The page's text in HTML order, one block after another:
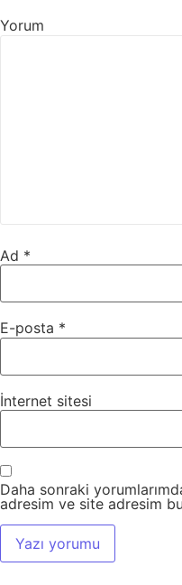
Yorum
Ad *
E-posta *
İnternet sitesi
Daha sonraki
adresim ve site adresim